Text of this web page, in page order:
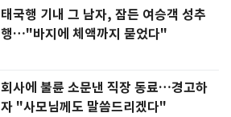
태국행 기내 그 남자, 잠든 여승객 성추
행…"바지에 체액까지 묻었다"
회사에 불륜 소문낸 직장 동료…경고하
자 "사모님께도 말씀드리겠다"